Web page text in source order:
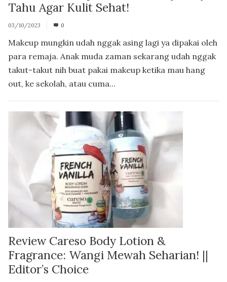
Tahu Agar Kulit Sehat!
03/10/2023 0
Makeup mungkin udah nggak asing lagi ya dipakai oleh
para remaja. Anak muda zaman sekarang udah nggak
takut-takut nih buat pakai makeup ketika mau hang
out, ke sekolah, atau cuma...
Review Careso Body Lotion &
Fragrance: Wangi Mewah Seharian! ||
Editor’s Choice